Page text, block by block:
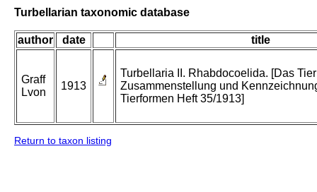
Turbellarian taxonomic database
author date title
Graff
Lvon
1913
Turbellaria II. Rhabdocoelida. [Das
Zusammenstellung und
Tierformen Heft 35/1913]
Return to taxon listing